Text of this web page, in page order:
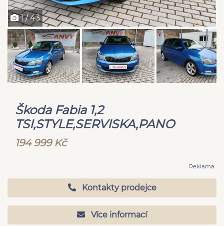
1 / 43
Škoda Fabia 1,2
TSI,STYLE,SERVISKA,PANO
194 999 Kč
Reklama
Kontakty prodejce
Více informací